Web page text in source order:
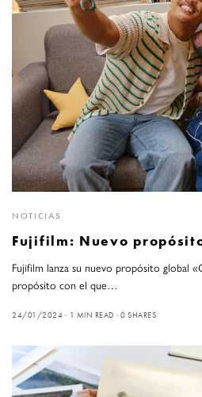
NOTICIAS
Fujifilm: Nuevo
Fujifilm lanza su nuevo propósito global
propósito con el que…
24/01/2024 1 MIN READ 0 SHARES